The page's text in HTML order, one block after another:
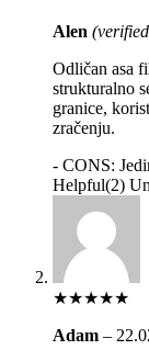
Alen
Odličan asa
strukturalno
granice,
zračenju.
- CONS:
Helpful(2)
★★★★★
Adam –